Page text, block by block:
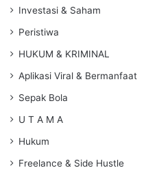
Investasi & Saham
Peristiwa
HUKUM & KRIMINAL
Aplikasi Viral & Bermanfaat
Sepak Bola
U T A M A
Hukum
Freelance & Side Hustle